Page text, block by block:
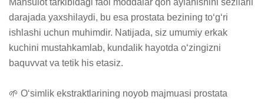
Mahsulot tarkibidagi faol moddalar qon aylanishini sezilarli
darajada yaxshilaydi, bu esa prostata bezining to‘g‘ri
ishlashi uchun muhimdir. Natijada, siz umumiy erkak
kuchini mustahkamlab, kundalik hayotda o‘zingizni
baquvvat va tetik his etasiz.
🌱 O‘simlik ekstraktlarining noyob majmuasi prostata